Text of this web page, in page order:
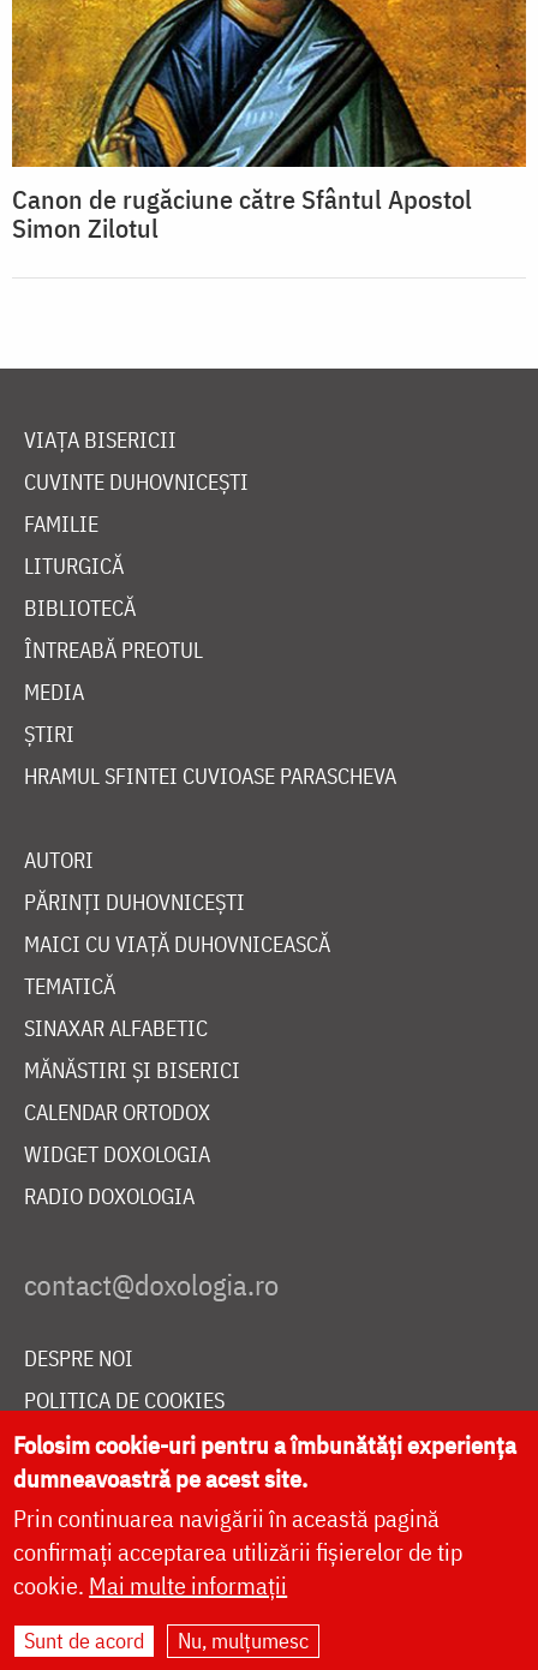
Canon de rugăciune către Sfântul Apostol
Simon Zilotul
VIAȚA BISERICII
CUVINTE DUHOVNICEȘTI
FAMILIE
LITURGICĂ
BIBLIOTECĂ
ÎNTREABĂ PREOTUL
MEDIA
ȘTIRI
HRAMUL SFINTEI CUVIOASE PARASCHEVA
AUTORI
PĂRINȚI DUHOVNICEȘTI
MAICI CU VIAȚĂ DUHOVNICEASCĂ
TEMATICĂ
SINAXAR ALFABETIC
MĂNĂSTIRI ȘI BISERICI
CALENDAR ORTODOX
WIDGET DOXOLOGIA
RADIO DOXOLOGIA
DESPRE NOI
POLITICA DE COOKIES
DONEAZĂ ONLINE PENTRU CATEDRALA NAȚIONALĂ
LIVE
Site dezvoltat deDOXOLOGIA MEDIA
Folosim cookie-uri pentru a îmbunătăți experiența
dumneavoastră pe acest site.
Prin continuarea navigării în această pagină
confirmați acceptarea utilizării fișierelor de tip
cookie. Mai multe informații
Sunt de acord Nu, mulțumesc